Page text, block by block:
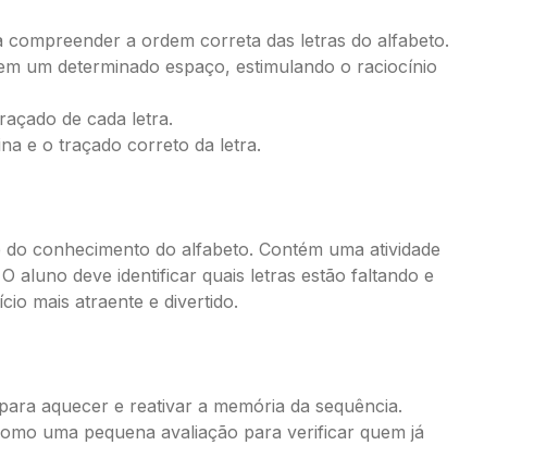
a ordem correta das letras do alfabeto.
um determinado espaço, estimulando o raciocínio
de cada letra.
e o traçado correto da letra.
conhecimento do alfabeto. Contém uma atividade
aluno deve identificar quais letras estão faltando e
mais atraente e divertido.
aquecer e reativar a memória da sequência.
uma pequena avaliação para verificar quem já